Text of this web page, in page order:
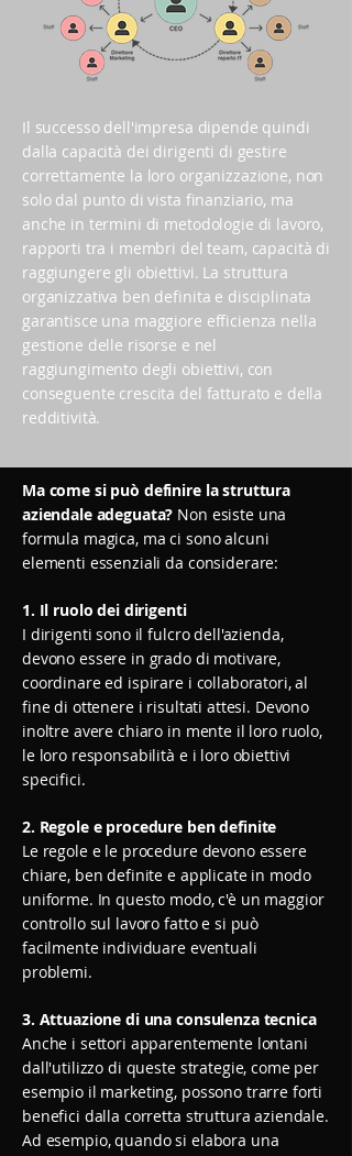
Il successo dell'impresa dipende quindi
dalla capacità dei dirigenti di gestire
correttamente la loro organizzazione, non
solo dal punto di vista finanziario, ma
anche in termini di metodologie di lavoro,
rapporti tra i membri del team, capacità di
raggiungere gli obiettivi. La struttura
organizzativa ben definita e disciplinata
garantisce una maggiore efficienza nella
gestione delle risorse e nel
raggiungimento degli obiettivi, con
conseguente crescita del fatturato e della
redditività.
Ma come si può definire la struttura
aziendale adeguata? Non esiste una
formula magica, ma ci sono alcuni
elementi essenziali da considerare:
1. Il ruolo dei dirigenti
I dirigenti sono il fulcro dell'azienda,
devono essere in grado di motivare,
coordinare ed ispirare i collaboratori, al
fine di ottenere i risultati attesi. Devono
inoltre avere chiaro in mente il loro ruolo,
le loro responsabilità e i loro obiettivi
specifici.
2. Regole e procedure ben definite
Le regole e le procedure devono essere
chiare, ben definite e applicate in modo
uniforme. In questo modo, c'è un maggior
controllo sul lavoro fatto e si può
facilmente individuare eventuali
problemi.
3. Attuazione di una consulenza tecnica
Anche i settori apparentemente lontani
dall'utilizzo di queste strategie, come per
esempio il marketing, possono trarre forti
benefici dalla corretta struttura aziendale.
Ad esempio, quando si elabora una